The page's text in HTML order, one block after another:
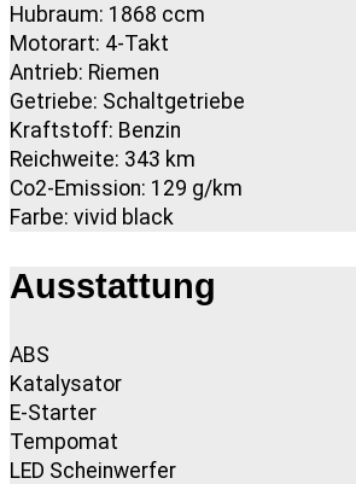
Hubraum: 1868 ccm
Motorart: 4-Takt
Antrieb: Riemen
Getriebe: Schaltgetriebe
Kraftstoff: Benzin
Reichweite: 343 km
Co2-Emission: 129 g/km
Farbe: vivid black
Ausstattung
ABS
Katalysator
E-Starter
Tempomat
LED Scheinwerfer